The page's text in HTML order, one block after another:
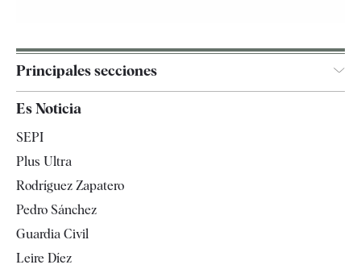
Principales secciones
Televisión
Es Noticia
SEPI
Plus Ultra
Rodríguez Zapatero
Pedro Sánchez
Guardia Civil
Leire Díez